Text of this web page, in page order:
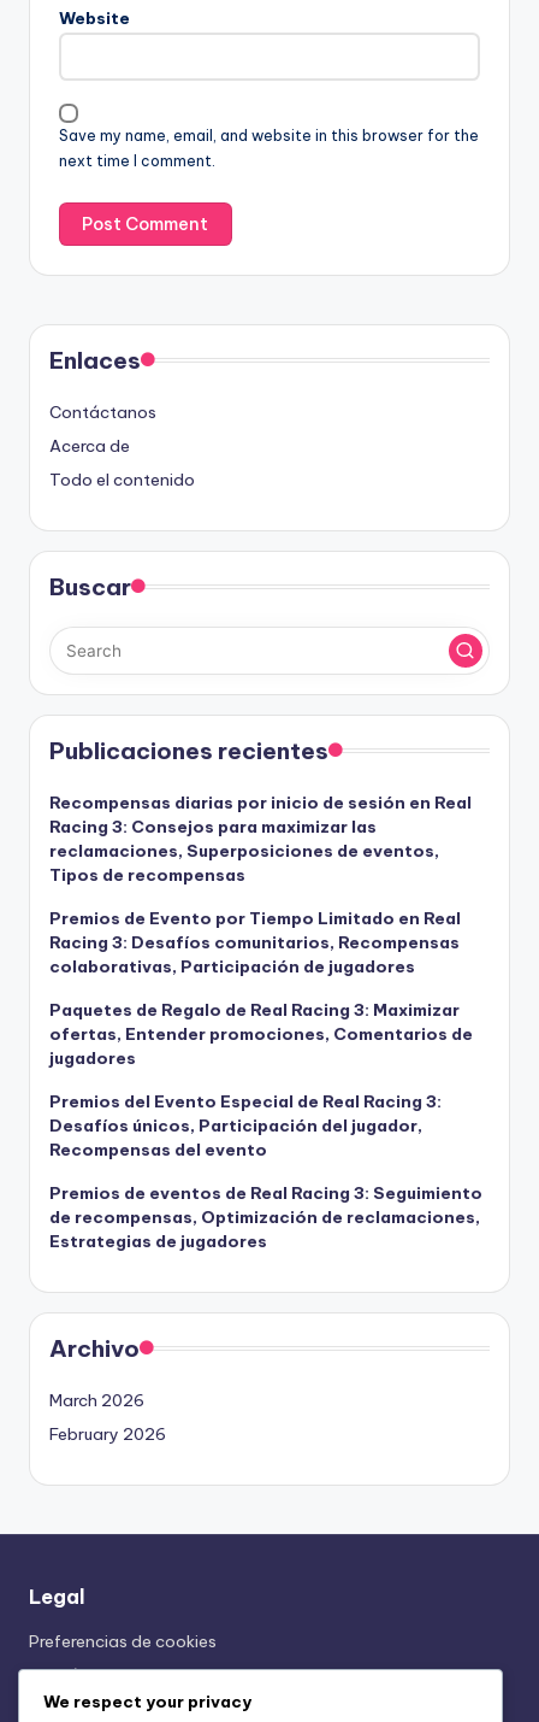
Website
Save my name, email, and website in this browser for the
next time I comment.
Enlaces
Contáctanos
Acerca de
Todo el contenido
Buscar
Publicaciones recientes
Recompensas diarias por inicio de sesión en Real
Racing 3: Consejos para maximizar las
reclamaciones, Superposiciones de eventos,
Tipos de recompensas
Premios de Evento por Tiempo Limitado en Real
Racing 3: Desafíos comunitarios, Recompensas
colaborativas, Participación de jugadores
Paquetes de Regalo de Real Racing 3: Maximizar
ofertas, Entender promociones, Comentarios de
jugadores
Premios del Evento Especial de Real Racing 3:
Desafíos únicos, Participación del jugador,
Recompensas del evento
Premios de eventos de Real Racing 3: Seguimiento
de recompensas, Optimización de reclamaciones,
Estrategias de jugadores
Archivo
March 2026
February 2026
Legal
Preferencias de cookies
Contáctanos
Acuerdo de usuario
We respect your privacy